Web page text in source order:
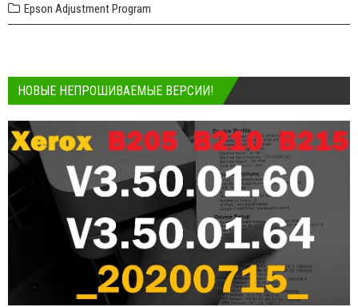
Epson Adjustment Program
НОВЫЕ НЕПРОШИВАЕМЫЕ ВЕРСИИ!